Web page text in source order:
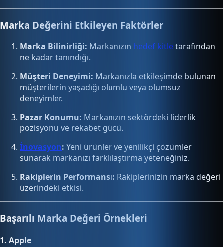
Marka Değerini Etkileyen Faktörler
Marka Bilinirliği: Markanızın hedef kitletarafından
ne kadar tanındığı.
Müşteri Deneyimi: Markanızla etkileşimde bulunan
müşterilerin yaşadığı olumlu veya olumsuz
deneyimler.
Pazar Konumu: Markanızın sektördeki liderlik
pozisyonu ve rekabet gücü.
İnovasyon: Yeni ürünler ve yenilikçi çözümler
sunarak markanızı farklılaştırma yeteneğiniz.
Rakiplerin Performansı: Rakiplerinizin marka değeri
üzerindeki etkisi.
Başarılı Marka Değeri Örnekleri
1. Apple